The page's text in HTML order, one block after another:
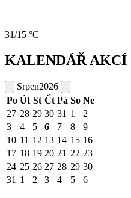
31/15 °C
KALENDÁŘ AKCÍ
Srpen2026
Po Út St Čt Pá So Ne
27 28 29 30 31 1
2
3
4 5 6 7 8
9
10 11 12 13 14 15 16
17 18 19 20 21 22 23
24 25 26 27 28 29 30
31 1 2 3 4 5 6